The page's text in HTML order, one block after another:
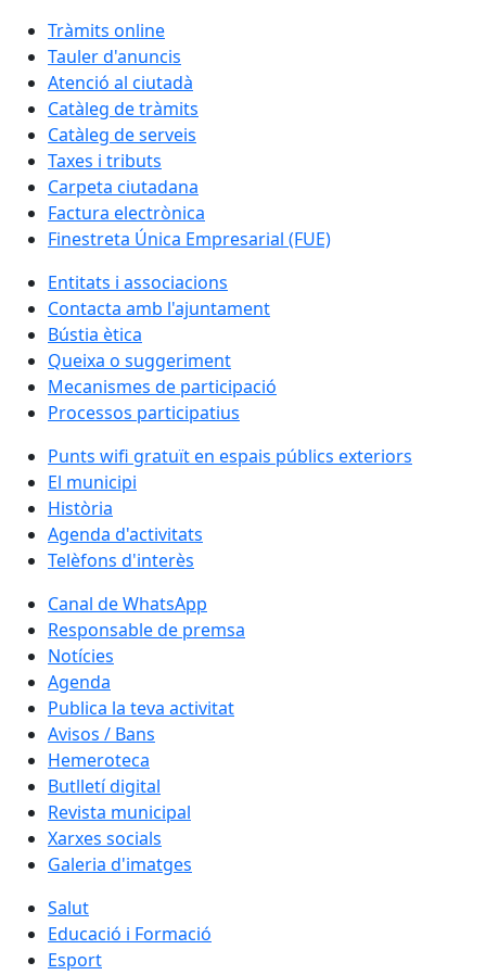
Tràmits online
Tauler d'anuncis
Atenció al ciutadà
Catàleg de tràmits
Catàleg de serveis
Taxes i tributs
Carpeta ciutadana
Factura electrònica
Finestreta Única Empresarial (FUE)
Entitats i associacions
Contacta amb l'ajuntament
Bústia ètica
Queixa o suggeriment
Mecanismes de participació
Processos participatius
Punts wifi gratuït en espais públics exteriors
El municipi
Història
Agenda d'activitats
Telèfons d'interès
Canal de WhatsApp
Responsable de premsa
Notícies
Agenda
Publica la teva activitat
Avisos / Bans
Hemeroteca
Butlletí digital
Revista municipal
Xarxes socials
Galeria d'imatges
Salut
Educació i Formació
Esport